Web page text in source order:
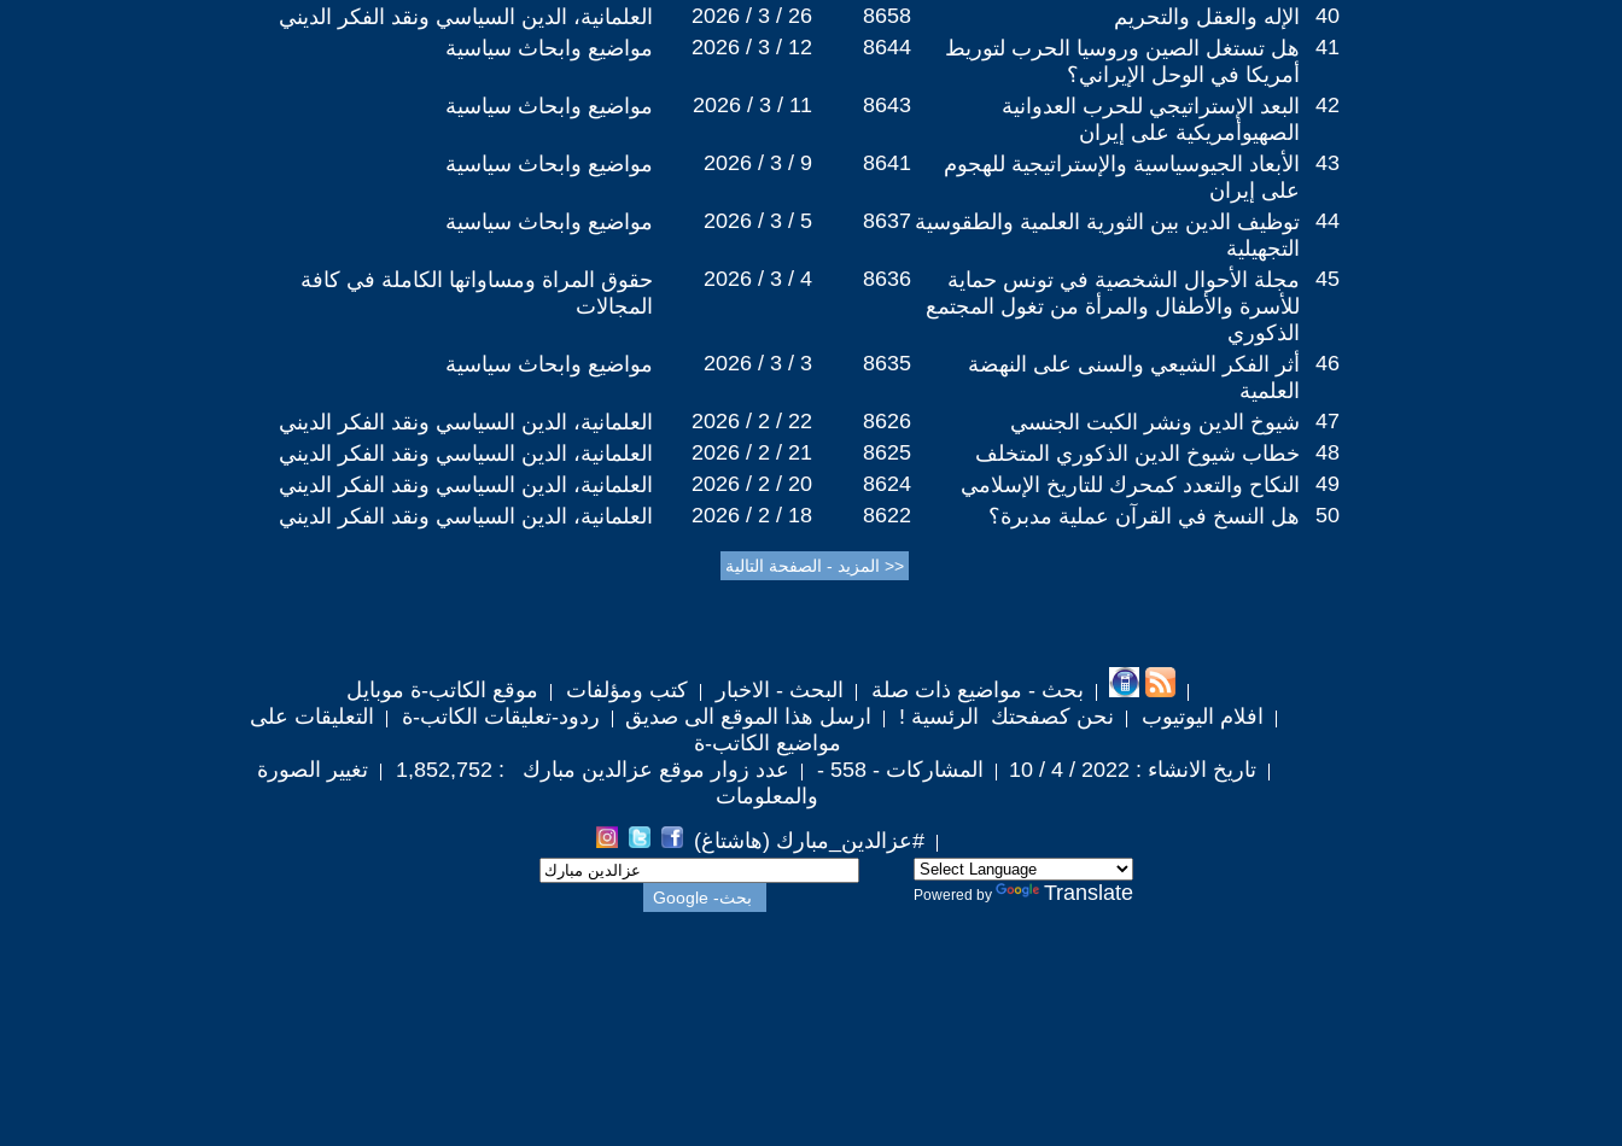
العلمانية، الدين السياسي ونقد الفكر الديني
2026 / 3 / 26 8658 الإله والعقل والتحريم
40
مواضيع وابحاث سياسية
2026 / 3 / 12 8644
هل تستغل الصين وروسيا الحرب لتوريط
أمريكا في الوحل الإيراني؟
41
مواضيع وابحاث سياسية 2026 / 3 / 11 8643
البعد الإستراتيجي للحرب العدوانية
الصهيوأمريكية على إيران
42
مواضيع وابحاث سياسية 2026 / 3 / 9 8641
الأبعاد الجيوسياسية والإستراتيجية للهجوم
على إيران
43
مواضيع وابحاث سياسية 2026 / 3 / 5 8637 توظيف الدين بين الثورية العلمية والطقوسية
التجهيلية
44
حقوق المراة ومساواتها الكاملة في كافة
المجالات
2026 / 3 / 4 8636
مجلة الأحوال الشخصية في تونس حماية
للأسرة والأطفال والمرأة من تغول المجتمع
الذكوري
45
مواضيع وابحاث سياسية 2026 / 3 / 3 8635
أثر الفكر الشيعي والسنى على النهضة
العلمية
46
العلمانية، الدين السياسي ونقد الفكر الديني 2026 / 2 / 22 8626 شيوخ الدين ونشر الكبت الجنسي
47
العلمانية، الدين السياسي ونقد الفكر الديني
2026 / 2 / 21 8625 خطاب شيوخ الدين الذكوري المتخلف
48
العلمانية، الدين السياسي ونقد الفكر الديني
2026 / 2 / 20 8624 النكاح والتعدد كمحرك للتاريخ الإسلامي
49
العلمانية، الدين السياسي ونقد الفكر الديني
2026 / 2 / 18 8622 هل النسخ في القرآن عملية مدبرة؟ 50
بحث - مواضيع ذات صلة البحث - الاخبار كتب ومؤلفات
موقع الكاتب-ة موبايل
افلام اليوتيوب
نحن كصفحتك الرئسية ! ارسل هذا الموقع الى صديق ردود-تعليقات الكاتب-ة
التعليقات على
مواضيع الكاتب-ة
تاريخ الانشاء : 2022 / 4 / 10
المشاركات - 558 - عدد زوار موقع عزالدين مبارك : 1,852,752
تغيير الصورة
والمعلومات
#عزالدين_مبارك (هاشتاغ)
Powered by Translate